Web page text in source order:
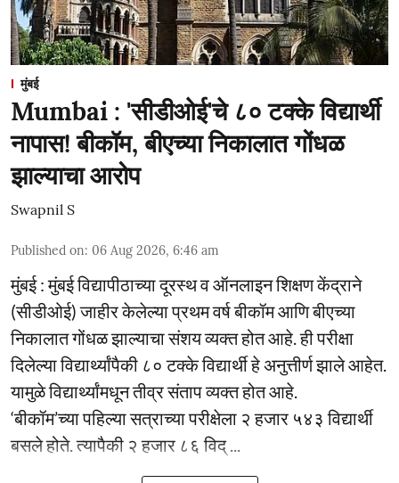
मुंबई
Mumbai : 'सीडीओई'चे ८० टक्के विद्यार्थी
नापास! बीकॉम, बीएच्या निकालात गोंधळ
झाल्याचा आरोप
Swapnil S
Published on: 06 Aug 2026, 6:46 am
मुंबई : मुंबई विद्यापीठाच्या दूरस्थ व ऑनलाइन शिक्षण केंद्राने
(सीडीओई) जाहीर केलेल्या प्रथम वर्ष बीकॉम आणि बीएच्या
निकालात गोंधळ झाल्याचा संशय व्यक्त होत आहे. ही परीक्षा
दिलेल्या विद्यार्थ्यांपैकी ८० टक्के विद्यार्थी हे अनुत्तीर्ण झाले आहेत.
यामुळे विद्यार्थ्यांमधून तीव्र संताप व्यक्त होत आहे.
‘बीकॉम’च्या पहिल्या सत्राच्या परीक्षेला २ हजार ५४३ विद्यार्थी
बसले होते. त्यापैकी २ हजार ८६ विद् ...